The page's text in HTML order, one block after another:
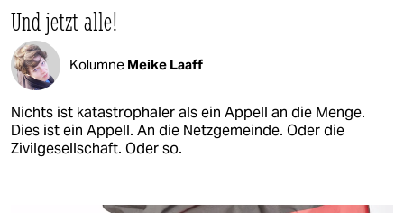
Und jetzt alle!
Kolumne Meike Laaff
Nichts ist katastrophaler als ein Appell an die Menge.
Dies ist ein Appell. An die Netzgemeinde. Oder die
Zivilgesellschaft. Oder so.